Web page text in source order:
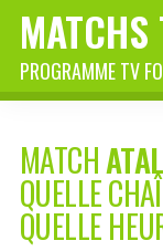
MATCHS
PROGRAMME TV
MATCH
QUELLE
QUELLE